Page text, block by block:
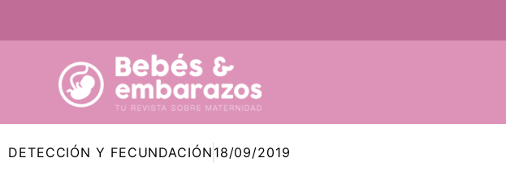
DETECCIÓN Y FECUNDACIÓN 18/09/2019